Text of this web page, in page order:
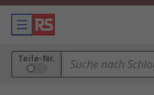
Teile-Nr.